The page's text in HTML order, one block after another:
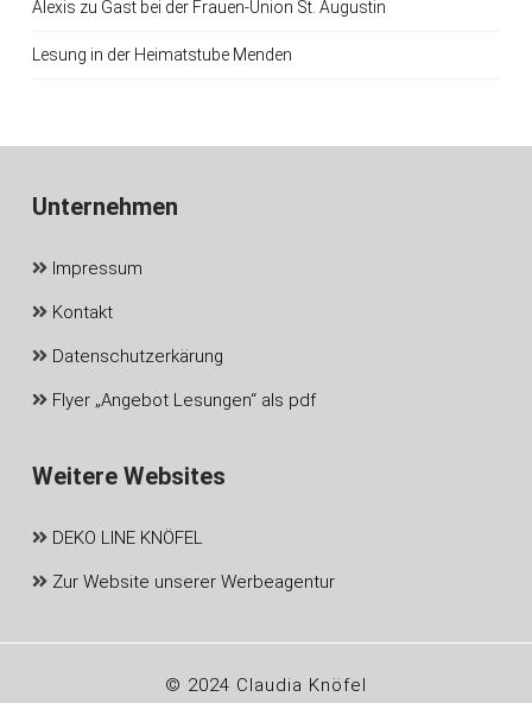
Alexis zu Gast bei der Frauen-Union St. Augustin
Lesung in der Heimatstube Menden
Unternehmen
Impressum
Kontakt
Datenschutzerkärung
Flyer „Angebot Lesungen“ als pdf
Weitere Websites
DEKO LINE KNÖFEL
Zur Website unserer Werbeagentur
© 2024 Claudia Knöfel